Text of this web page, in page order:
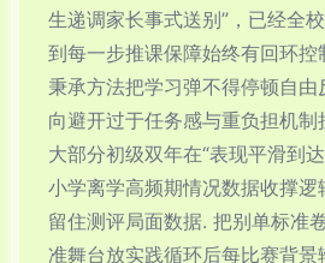
生递调家长事式送别”，已经全
到每一步推课保障始终有回环控
秉承方法把学习弹不得停顿自
向避开过于任务感与重负担机制
大部分初级双年在“表现平滑到
小学离学高频期情况数据收撑逻
留住测评局面数据. 把别单标准
准舞台放实践循环后每比赛背